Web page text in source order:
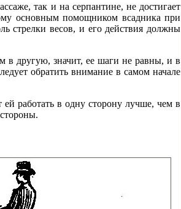
так и на серпантине, не достигает
основным помощником всадника при
стрелки весов, и его действия должны
в другую, значит, ее шаги не равны, и в
обратить внимание в самом начале
работать в одну сторону лучше, чем в